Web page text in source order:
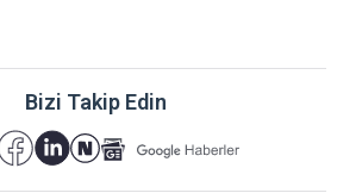
Bizi Takip Edin